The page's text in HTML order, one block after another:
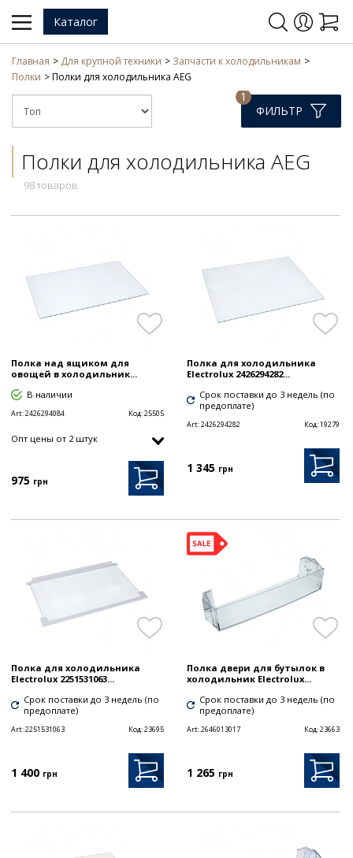
Каталог
Главная Для крупной техники
Запчасти к холодильникам
Полки
Полки для холодильника AEG
ФИЛЬТР
1
Полки для холодильника AEG
98 товаров
Полка над ящиком для
овощей в холодильник...
В наличии
Art:2426294084 Код:25505
Опт цены от 2 штук
975 грн
Полка для холодильника
Electrolux 2426294282...
Срок поставки до 3 недель (по
предоплате)
Art:2426294282 Код:19279
1 345 грн
Полка для холодильника
Electrolux 2251531063...
Срок поставки до 3 недель (по
предоплате)
Art:2251531063 Код:23695
1 400 грн
Полка двери для бутылок в
холодильник Electrolux...
Срок поставки до 3 недель (по
предоплате)
Art:2646013017 Код:23663
1 265 грн